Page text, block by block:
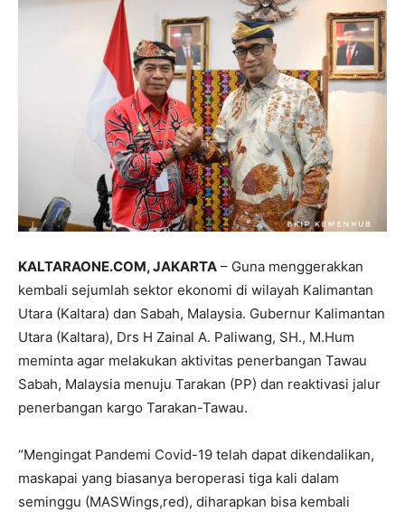
KALTARAONE.COM, JAKARTA – Guna menggerakkan
kembali sejumlah sektor ekonomi di wilayah Kalimantan
Utara (Kaltara) dan Sabah, Malaysia. Gubernur Kalimantan
Utara (Kaltara), Drs H Zainal A. Paliwang, SH., M.Hum
meminta agar melakukan aktivitas penerbangan Tawau
Sabah, Malaysia menuju Tarakan (PP) dan reaktivasi jalur
penerbangan kargo Tarakan-Tawau.
“Mengingat Pandemi Covid-19 telah dapat dikendalikan,
maskapai yang biasanya beroperasi tiga kali dalam
seminggu (MASWings,red), diharapkan bisa kembali